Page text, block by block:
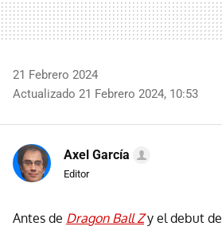
21 Febrero 2024
Actualizado 21 Febrero 2024, 10:53
Axel García
Editor
Antes de Dragon Ball Zy el debut de